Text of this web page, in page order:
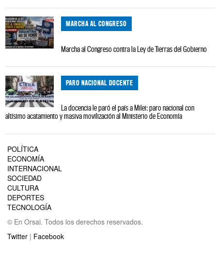
MARCHA AL CONGRESO
Marcha al Congreso contra la Ley de Tierras del Gobierno
PARO NACIONAL DOCENTE
La docencia le paró el país a Milei: paro nacional con
altísimo acatamiento y masiva movilización al Ministerio de Economía
POLÍTICA
ECONOMÍA
INTERNACIONAL
SOCIEDAD
CULTURA
DEPORTES
TECNOLOGÍA
© En Orsai. Todos los derechos reservados.
Twitter | Facebook